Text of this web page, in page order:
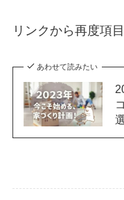
リンクから再度項
あわせて読みたい